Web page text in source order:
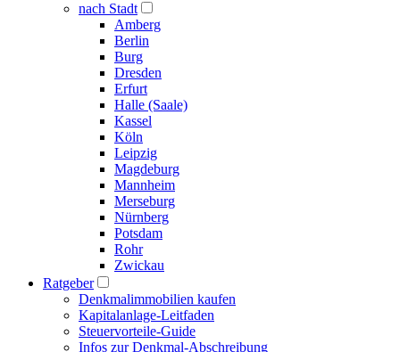
nach Stadt
Amberg
Berlin
Burg
Dresden
Erfurt
Halle (Saale)
Kassel
Köln
Leipzig
Magdeburg
Mannheim
Merseburg
Nürnberg
Potsdam
Rohr
Zwickau
Ratgeber
Denkmalimmobilien kaufen
Kapitalanlage-Leitfaden
Steuervorteile-Guide
Infos zur Denkmal-Abschreibung